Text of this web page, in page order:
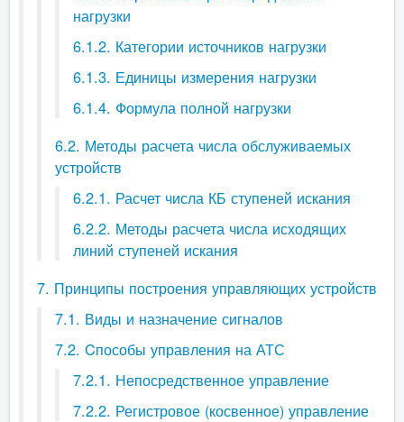
нагрузки
6.1.2. Категории источников нагрузки
6.1.3. Единицы измерения нагрузки
6.1.4. Формула полной нагрузки
6.2. Методы расчета числа обслуживаемых
устройств
6.2.1. Расчет числа КБ ступеней искания
6.2.2. Методы расчета числа исходящих
линий ступеней искания
7. Принципы построения управляющих устройств
7.1. Виды и назначение сигналов
7.2. Cпособы управления на АТС
7.2.1. Непосредственное управление
7.2.2. Регистровое (косвенное) управление